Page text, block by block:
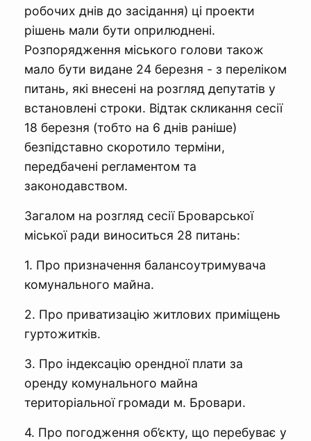
робочих днів до засідання) ці проекти
рішень мали бути оприлюднені.
Розпорядження міського голови також
мало бути видане 24 березня - з переліком
питань, які внесені на розгляд депутатів у
встановлені строки. Відтак скликання сесії
18 березня (тобто на 6 днів раніше)
безпідставно скоротило терміни,
передбачені регламентом та
законодавством.
Загалом на розгляд сесії Броварської
міської ради виноситься 28 питань:
1. Про призначення балансоутримувача
комунального майна.
2. Про приватизацію житлових приміщень
гуртожитків.
3. Про індексацію орендної плати за
оренду комунального майна
територіальної громади м. Бровари.
4. Про погодження об’єкту, що перебуває у